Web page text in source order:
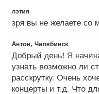
лэтия
зря вы не желаете со
Антон, Челябинск
Добрый день! Я
узнать возможно ли
расскрутку. Очень
концерты и т.д. Что